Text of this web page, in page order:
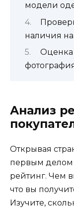
модели
наличия
Оценка
Анализ
Открывая
первым делом
рейтинг. Чем
что вы
Изучите,